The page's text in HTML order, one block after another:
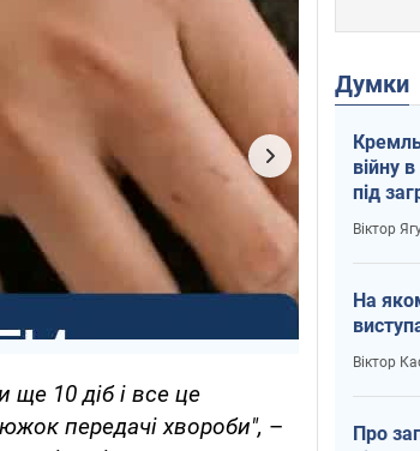
ще 10 діб і все це
передачі хвороби", –
Думки
війну
під
Віктор
На
Віктор
Про